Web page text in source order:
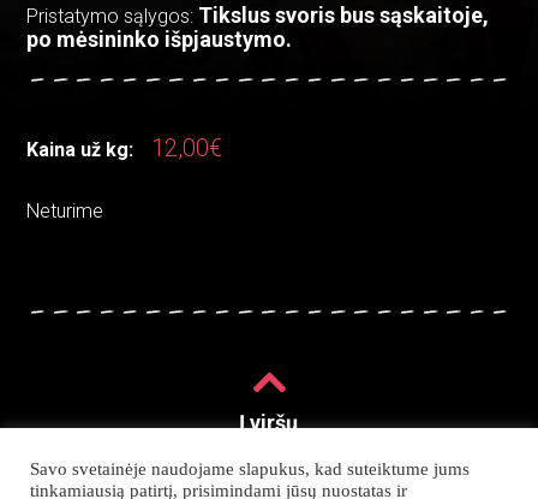
Pristatymo sąlygos: Tikslus svoris bus sąskaitoje,
po mėsininko išpjaustymo.
Kaina už kg: 12,00€
Neturime
Į viršų
Savo svetainėje naudojame slapukus, kad suteiktume jums
tinkamiausią patirtį, prisimindami jūsų nuostatas ir